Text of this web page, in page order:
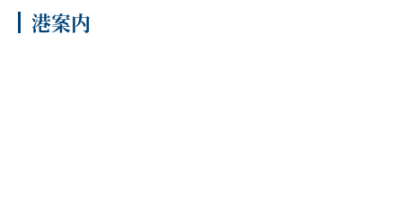
寄港地ガイド
港案内